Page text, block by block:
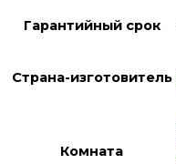
Гарантийный срок
Страна-изготовитель
Комната